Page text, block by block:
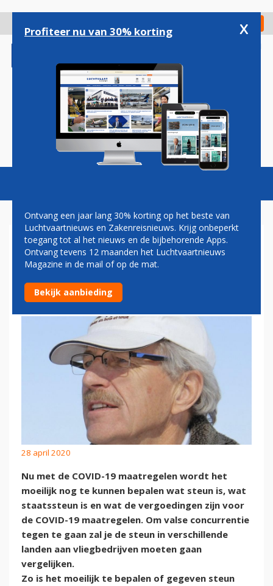
gaan
Check in
Magazine Podcasts Vacatures
PAUL GROVE: CONCURRENTIE
EN
CONCURRENTIEVERVALSING
28 april 2020
Nu met de COVID-19 maatregelen wordt het
moeilijk nog te kunnen bepalen wat steun is, wat
staatssteun is en wat de vergoedingen zijn voor
de COVID-19 maatregelen. Om valse concurrentie
tegen te gaan zal je de steun in verschillende
landen aan vliegbedrijven moeten gaan
vergelijken.
Zo is het moeilijk te bepalen of gegeven steun
Profiteer nu van 30% korting x
Ontvang een jaar lang 30% korting op het beste van
Luchtvaartnieuws en Zakenreisnieuws. Krijg onbeperkt
toegang tot al het nieuws en de bijbehorende Apps.
Ontvang tevens 12 maanden het Luchtvaartnieuws
Magazine in de mail of op de mat.
Bekijk aanbieding